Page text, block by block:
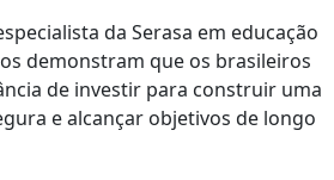
da Serasa em educação
demonstram que os brasileiros
de investir para construir uma
e alcançar objetivos de longo